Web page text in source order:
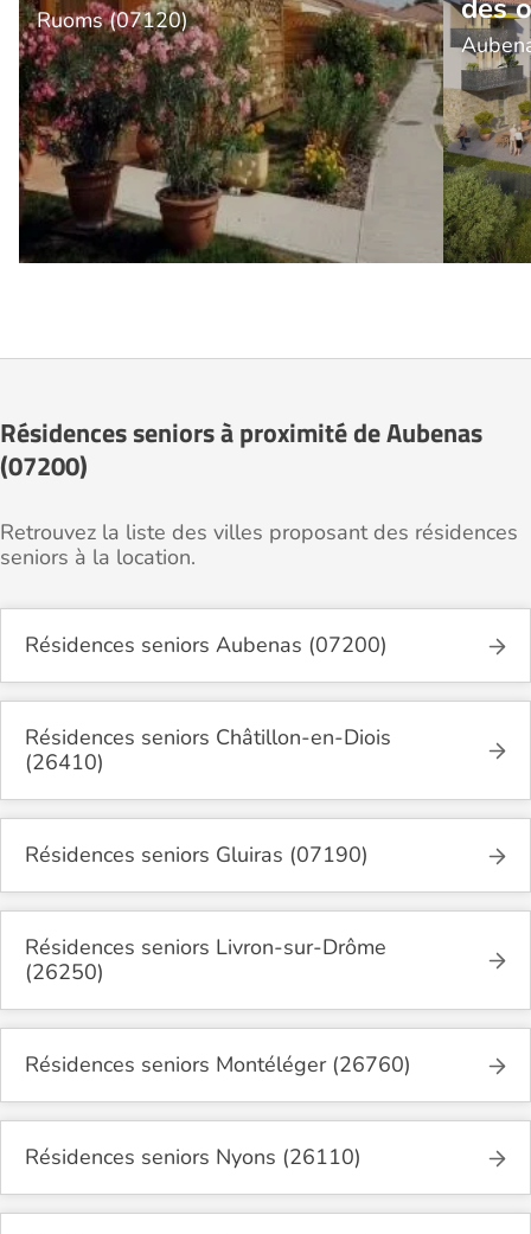
Ruoms (07120) des
Résidences seniors à proximité de Aubenas
(07200)
Retrouvez la liste des villes proposant des résidences
seniors à la location.
Résidences seniors Aubenas (07200)
Résidences seniors Châtillon-en-Diois
(26410)
Résidences seniors Gluiras (07190)
Résidences seniors Livron-sur-Drôme
(26250)
Résidences seniors Montéléger (26760)
Résidences seniors Nyons (26110)